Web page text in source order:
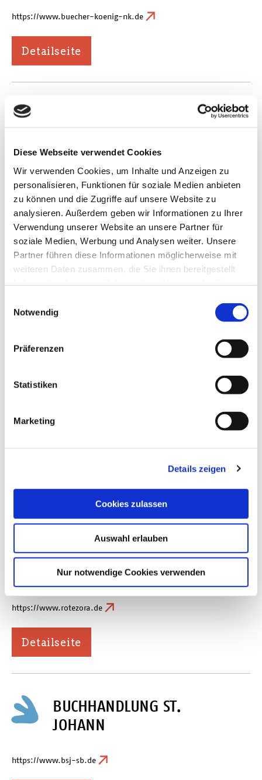
Diese Webseite verwendet Cookies
Wir verwenden Cookies, um Inhalte und Anzeigen zu
personalisieren, Funktionen für soziale Medien anbieten
zu können und die Zugriffe auf unsere Website zu
analysieren. Außerdem geben wir Informationen zu Ihrer
Verwendung unserer Website an unsere Partner für
soziale Medien, Werbung und Analysen weiter. Unsere
Partner führen diese Informationen möglicherweise mit
weiteren Daten zusammen, die Sie ihnen bereitgestellt
Cookies, wenn Sie unsere Webseite weiterhin nutzen.
Notwendig
Präferenzen
Statistiken
Marketing
Details zeigen
Cookies zulassen
Auswahl erlauben
Nur notwendige Cookies verwenden
https://www.buecher-koenig-nk.de
Detailseite
https://www.facebook.com/brigitte.may.127
Detailseite
BUCHHANDLUNG
RAUEISER
ZORA LOSHEIM
Detailseite
BUCHHANDLUNG ROTE
ZORA MERZIG
https://www.rotezora.de
Detailseite
BUCHHANDLUNG ST.
JOHANN
https://www.bsj-sb.de